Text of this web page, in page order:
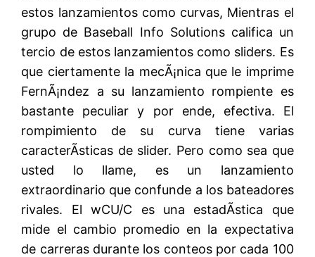
estos lanzamientos como curvas, Mientras el
grupo de Baseball Info Solutions califica un
tercio de estos lanzamientos como sliders. Es
que ciertamente la mecÃ¡nica que le imprime
FernÃ¡ndez a su lanzamiento rompiente es
bastante peculiar y por ende, efectiva. El
rompimiento de su curva tiene varias
caracterÃ­sticas de slider. Pero como sea que
usted lo llame, es un lanzamiento
extraordinario que confunde a los bateadores
rivales. El wCU/C es una estadÃ­stica que
mide el cambio promedio en la expectativa
de carreras durante los conteos por cada 100